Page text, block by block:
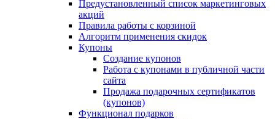
Предустановленный список маркетинговых
акций
Правила работы с корзиной
Алгоритм применения скидок
Купоны
Создание купонов
Работа с купонами в публичной части
сайта
Продажа подарочных сертификатов
(купонов)
Функционал подарков